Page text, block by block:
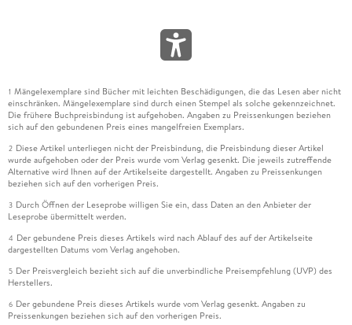
1 Mängelexemplare sind Bücher mit leichten Beschädigungen, die das Lesen aber nicht
einschränken. Mängelexemplare sind durch einen Stempel als solche gekennzeichnet.
Die frühere Buchpreisbindung ist aufgehoben. Angaben zu Preissenkungen beziehen
sich auf den gebundenen Preis eines mangelfreien Exemplars.
2 Diese Artikel unterliegen nicht der Preisbindung, die Preisbindung dieser Artikel
wurde aufgehoben oder der Preis wurde vom Verlag gesenkt. Die jeweils zutreffende
Alternative wird Ihnen auf der Artikelseite dargestellt. Angaben zu Preissenkungen
beziehen sich auf den vorherigen Preis.
3 Durch Öffnen der Leseprobe willigen Sie ein, dass Daten an den Anbieter der
Leseprobe übermittelt werden.
4 Der gebundene Preis dieses Artikels wird nach Ablauf des auf der Artikelseite
dargestellten Datums vom Verlag angehoben.
5 Der Preisvergleich bezieht sich auf die unverbindliche Preisempfehlung (UVP) des
Herstellers.
6 Der gebundene Preis dieses Artikels wurde vom Verlag gesenkt. Angaben zu
Preissenkungen beziehen sich auf den vorherigen Preis.